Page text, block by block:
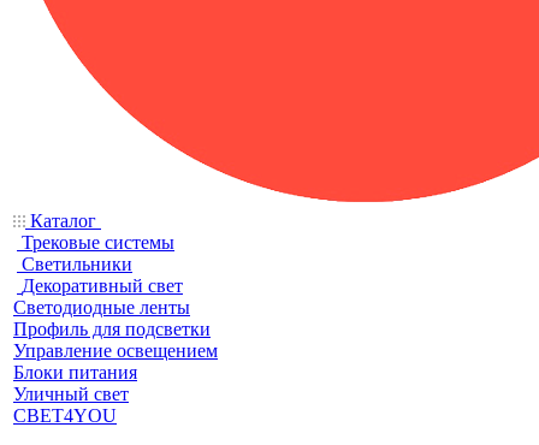
Каталог
Трековые системы
Светильники
Декоративный свет
Светодиодные ленты
Профиль для подсветки
Управление освещением
Блоки питания
Уличный свет
СВЕТ4YOU